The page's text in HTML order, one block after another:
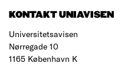
KONTAKT UNIAVISEN
Universitetsavisen
Nørregade 10
1165 København K